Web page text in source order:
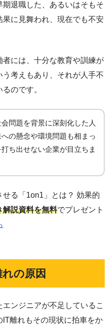
退職した、あるいはそもそ
に見舞われ、現在でも不安
には、十分な教育や訓練が
考えもあり、それが人手不
のです。
問題を背景に深刻化した人
の懸念や環境問題も相まっ
ち出せない企業が目立ちま
る「1on1」とは？ 効果的
解説資料を無料でプレゼント
の原因
ンジニアが不足しているこ
離れもその現状に拍車をか